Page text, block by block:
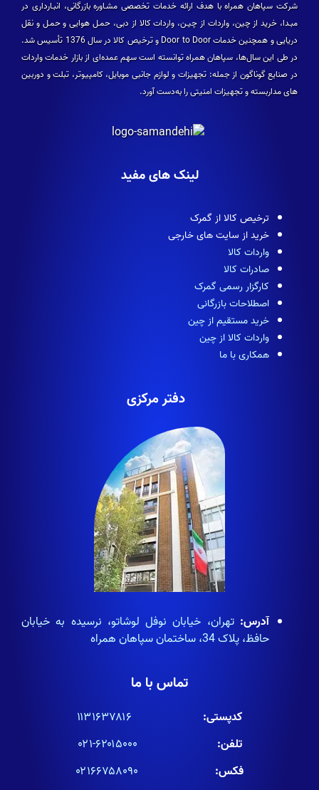
شرکت سپاهان همراه با هدف ارائه خدمات تخصصی مشـاوره بازرگانی، انبـارداری در
مبـدا، خرید از چین، واردات از چیـن، واردات کالا از دبی، حمـل هوایی و حمـل و نقل
دریایی و همچنین خدمات Door to Door و ترخیص کالا در سال 1376 تأسیس شد.
در طی این سال­‌ها، سپاهان همراه توانسته است سهم عمده­‌ای از بازار خدمات واردات
در صنایع گوناگون از جمله: تجهیزات و لوازم جانبی موبایل، کامپیوتر، تبلت و دوربین­‌
های مداربسته و تجهیزات امنیتی را به‌دست آورد.
لینک های مفید
ترخیص کالا از گمرک
خرید از سایت های خارجی
واردات کالا
صادرات کالا
کارگزار رسمی گمرک
اصطلاحات بازرگانی
خرید مستقیم از چین
واردات کالا از چین
همکاری با ما
دفتر مرکزی
آدرس: تهران، خیابان نوفل لوشاتو، نرسیده به خیابان
حافظ، پلاک 34، ساختمان سپاهان همراه
تماس با ما
کدپستی:
۱۱۳۱۶۳۷۸۱۶
تلفن:
۶۲۰۱۵۰۰۰-۰۲۱
فکس:
۰۲۱۶۶۷۵۸۰۹۰